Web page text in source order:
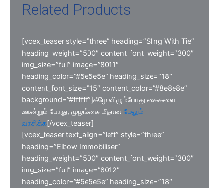
Related Products
[vcex_teaser style=”three” heading=”Sling With Tie”
heading_weight=”500″ content_font_weight=”300″
img_size=”full” image=”8011″
heading_color=”#5e5e5e” heading_size=”18″
content_font_size=”15″ content_color=”#8e8e8e”
background=”#ffffff”]கீழே விழும்போது கைகளை
ஊன்றும் போது, முழங்கை மீதான மேலும்
வாசிக்க[/vcex_teaser]
[vcex_teaser text_align=”left” style=”three”
heading=”Elbow Immobiliser”
heading_weight=”500″ content_font_weight=”300″
img_size=”full” image=”8012″
heading_color=”#5e5e5e” heading_size=”18″